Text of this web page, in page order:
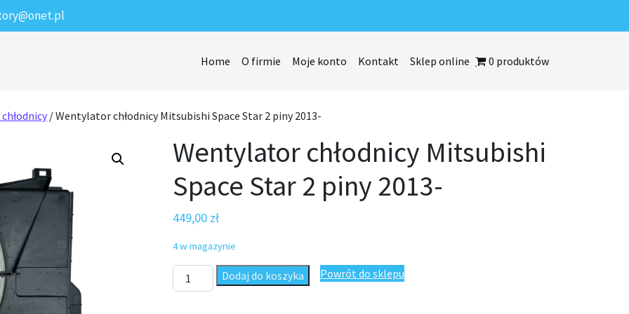
Home O firmie Moje konto Kontakt Sklep online 0 produktów
/ Wentylator chłodnicy Mitsubishi Space Star 2 piny 2013-
Wentylator chłodnicy Mitsubishi
Space Star 2 piny 2013-
449,00 zł
4 w magazynie
ilość Wentylator chłodnicy Mitsubishi Space Star 2 piny 2013-
Dodaj do koszyka Powrót do sklepu